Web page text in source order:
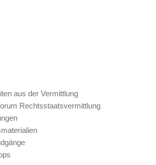
aus der Vermittlung
Rechtsstaatsvermittlung